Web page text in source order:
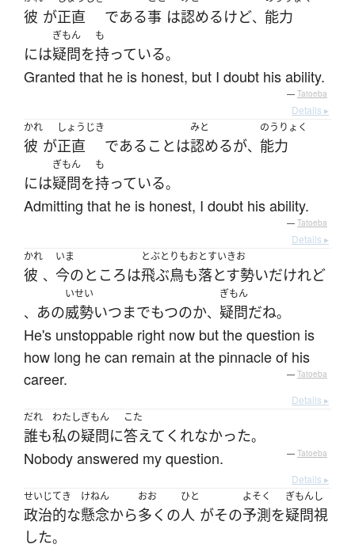
彼 が正直 である事 は認めるけど、 能力
には
ぎもん
疑問を
も
持っている。
Granted that he is honest, but I doubt his ability.
— Tatoeba
Details ▸
かれ
彼 が
しょうじき
正直 である ことは
みと
認めるが、
のうりょく
能力
には
ぎもん
疑問を
も
持っている。
Admitting that he is honest, I doubt his ability.
— Tatoeba
Details ▸
かれ
彼 、
いま
今のところは
とぶとりもおとすいきお
飛ぶ鳥も落とす勢いだけれど
、 あの
いせい
威勢いつまでもつのか、
ぎもん
疑問だね。
He's unstoppable right now but the question is
how long he can remain at the pinnacle of his
career.
— Tatoeba
Details ▸
だれ
誰も
わたし
私の
ぎもん
疑問に
こた
答えて くれなかった。
Nobody answered my question. — Tatoeba
Details ▸
せいじてき
政治的な
けねん
懸念から
おお
多く の
ひと
人 がその
よそく
予測を
ぎもんし
疑問視
した。